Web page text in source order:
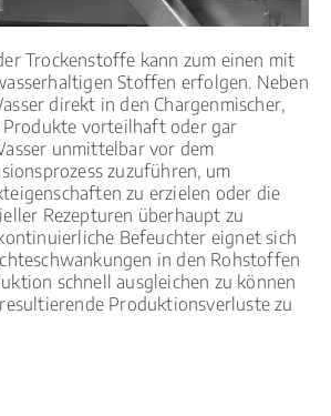
Trockenstoffe kann zum einen mit
Stoffen erfolgen. Neben
direkt in den Chargenmischer,
Produkte vorteilhaft oder gar
unmittelbar vor dem
zuzuführen, um
zu erzielen oder die
Rezepturen überhaupt zu
Befeuchter eignet sich
in den Rohstoffen
schnell ausgleichen zu können
Produktionsverluste zu